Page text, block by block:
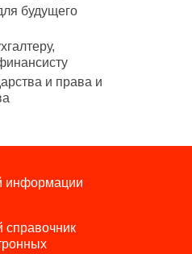
будущего
и права и
информации